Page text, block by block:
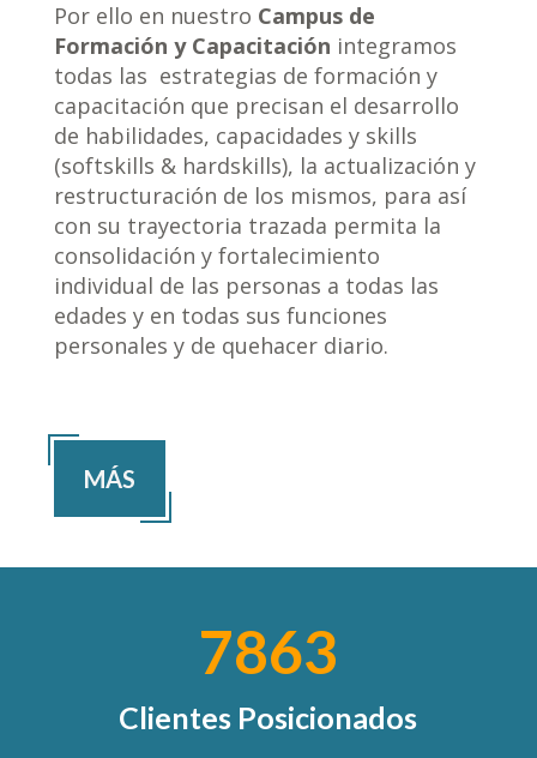
Por ello en nuestro Campus de
Formación y Capacitación integramos
todas las estrategias de formación y
capacitación que precisan el desarrollo
de habilidades, capacidades y skills
(softskills & hardskills), la actualización y
restructuración de los mismos, para así
con su trayectoria trazada permita la
consolidación y fortalecimiento
individual de las personas a todas las
edades y en todas sus funciones
personales y de quehacer diario.
MÁS
7863
Clientes Posicionados